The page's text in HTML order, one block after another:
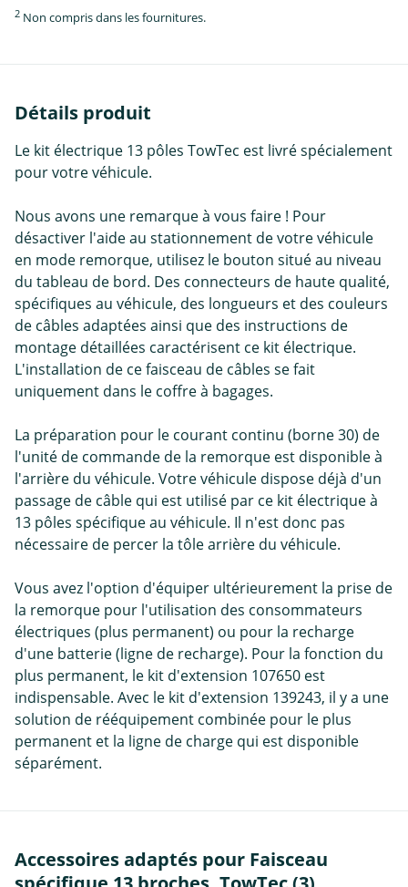
2 Non compris dans les fournitures.
Détails produit
Le kit électrique 13 pôles TowTec est livré spécialement
pour votre véhicule.
Nous avons une remarque à vous faire ! Pour
désactiver l'aide au stationnement de votre véhicule
en mode remorque, utilisez le bouton situé au niveau
du tableau de bord. Des connecteurs de haute qualité,
spécifiques au véhicule, des longueurs et des couleurs
de câbles adaptées ainsi que des instructions de
montage détaillées caractérisent ce kit électrique.
L'installation de ce faisceau de câbles se fait
uniquement dans le coffre à bagages.
La préparation pour le courant continu (borne 30) de
l'unité de commande de la remorque est disponible à
l'arrière du véhicule. Votre véhicule dispose déjà d'un
passage de câble qui est utilisé par ce kit électrique à
13 pôles spécifique au véhicule. Il n'est donc pas
nécessaire de percer la tôle arrière du véhicule.
Vous avez l'option d'équiper ultérieurement la prise de
la remorque pour l'utilisation des consommateurs
électriques (plus permanent) ou pour la recharge
d'une batterie (ligne de recharge). Pour la fonction du
plus permanent, le kit d'extension 107650 est
indispensable. Avec le kit d'extension 139243, il y a une
solution de rééquipement combinée pour le plus
permanent et la ligne de charge qui est disponible
séparément.
Accessoires adaptés pour Faisceau